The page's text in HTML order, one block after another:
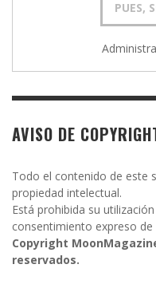
AVISO DE
Todo el contenido de este
propiedad intelectual.
Está prohibida su
consentimiento expreso de
Copyright
reservados.